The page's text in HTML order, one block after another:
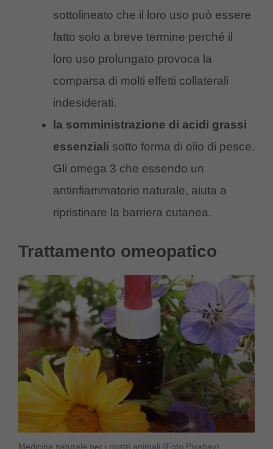
sottolineato che il loro uso può essere
fatto solo a breve termine perché il
loro uso prolungato provoca la
comparsa di molti effetti collaterali
indesiderati.
la somministrazione di acidi grassi
essenziali sotto forma di olio di pesce.
Gli omega 3 che essendo un
antinfiammatorio naturale, aiuta a
ripristinare la barriera cutanea.
Trattamento omeopatico
Medicina naturale per i nostri animali (Foto Pixabay)